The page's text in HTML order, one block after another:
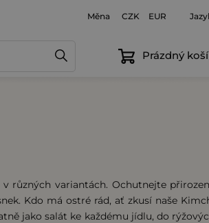
Měna CZK EUR
Prázdný
různých variantách. Ochutnejte
Kdo má ostré rád, ať zkusí naše
jako salát ke každému jídlu, do